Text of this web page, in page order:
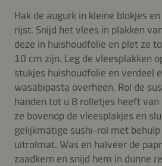
Hak de augurk in kleine blokjes
rijst. Snijd het vlees in plakken
deze in huishoudfolie en plet ze
10 cm zijn. Leg de vleesplakken
stukjes huishoudfolie en verdeel
wasabipasta overheen. Rol de
handen tot u 8 rolletjes heeft van
ze bovenop de vleesplakjes en
gelijkmatige sushi-rol met
uitrolmat. Was en halveer de
zaadkern en snijd hem in dunne